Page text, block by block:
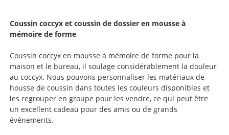
Coussin coccyx et coussin de dossier en mousse à
mémoire de forme
Coussin coccyx en mousse à mémoire de forme pour la
maison et le bureau, il soulage considérablement la douleur
au coccyx. Nous pouvons personnaliser les matériaux de
housse de coussin dans toutes les couleurs disponibles et
les regrouper en groupe pour les vendre, ce qui peut être
un excellent cadeau pour des amis ou de grands
événements.